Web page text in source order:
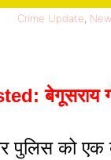
Crime Update,
पुलिस को